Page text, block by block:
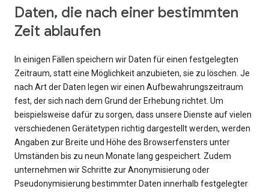
Daten, die nach einer bestimmten
Zeit ablaufen
In einigen Fällen speichern wir Daten für einen festgelegten
Zeitraum, statt eine Möglichkeit anzubieten, sie zu löschen. Je
nach Art der Daten legen wir einen Aufbewahrungszeitraum
fest, der sich nach dem Grund der Erhebung richtet. Um
beispielsweise dafür zu sorgen, dass unsere Dienste auf vielen
verschiedenen Gerätetypen richtig dargestellt werden, werden
Angaben zur Breite und Höhe des Browserfensters unter
Umständen bis zu neun Monate lang gespeichert. Zudem
unternehmen wir Schritte zur Anonymisierung oder
Pseudonymisierung bestimmter Daten innerhalb festgelegter